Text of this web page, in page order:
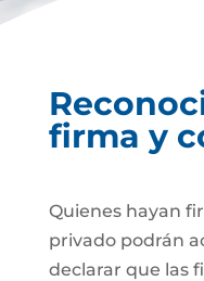
firma y
Quienes hayan
privado podrán
declarar que las